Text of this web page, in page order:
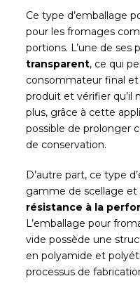
Ce type d’emballage
pour les fromages
portions. L’une de ses
transparent, ce qui
consommateur final et
produit et vérifier qu’il
plus, grâce à cette
possible de prolonger
de conservation.
D’autre part, ce type
gamme de scellage et
résistance à la
L’emballage pour
vide possède une
en polyamide et
processus de